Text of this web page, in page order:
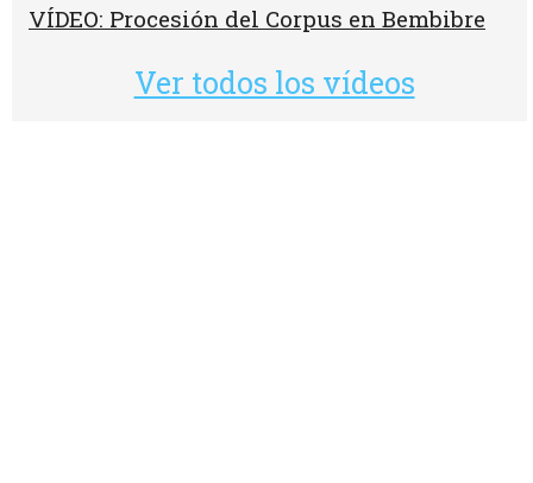
VÍDEO: Procesión del Corpus en Bembibre
Ver todos los vídeos